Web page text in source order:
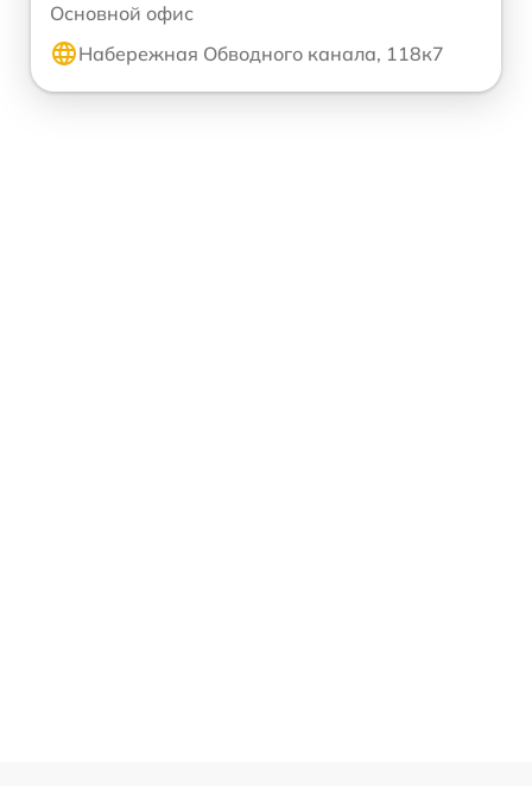
Основной офис
Набережная Обводного канала, 118к7